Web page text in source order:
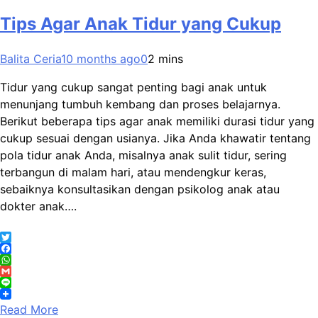
Tips Agar Anak Tidur yang Cukup
Balita Ceria10 months ago02 mins
Tidur yang cukup sangat penting bagi anak untuk
menunjang tumbuh kembang dan proses belajarnya.
Berikut beberapa tips agar anak memiliki durasi tidur yang
cukup sesuai dengan usianya. Jika Anda khawatir tentang
pola tidur anak Anda, misalnya anak sulit tidur, sering
terbangun di malam hari, atau mendengkur keras,
sebaiknya konsultasikan dengan psikolog anak atau
dokter anak….
Twitter
Facebook
WhatsApp
Gmail
Line
Read More